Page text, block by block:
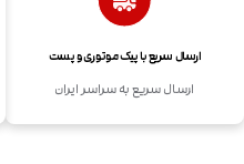
ارسال سریع با پیک موتوری و پست
ارسال سریع به سراسر ایران